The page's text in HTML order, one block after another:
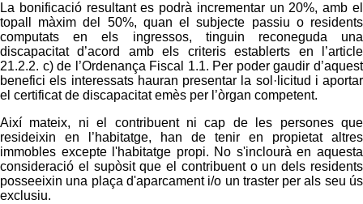
La bonificació resultant es podrà incrementar un 20%, amb el
topall màxim del 50%, quan el subjecte passiu o residents
computats en els ingressos, tinguin reconeguda una
discapacitat d’acord amb els criteris establerts en l’article
21.2.2. c) de l’Ordenança Fiscal 1.1. Per poder gaudir d’aquest
benefici els interessats hauran presentar la sol·licitud i aportar
el certificat de discapacitat emès per l’òrgan competent.
Així mateix, ni el contribuent ni cap de les persones que
resideixin en l’habitatge, han de tenir en propietat altres
immobles excepte l'habitatge propi. No s'inclourà en aquesta
consideració el supòsit que el contribuent o un dels residents
posseeixin una plaça d'aparcament i/o un traster per als seu ús
exclusiu.